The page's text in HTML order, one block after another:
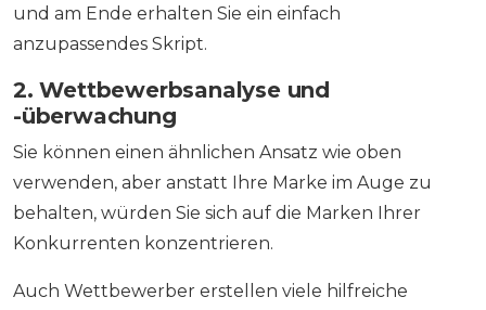
und am Ende erhalten Sie ein einfach
anzupassendes Skript.
2. Wettbewerbsanalyse und
-überwachung
Sie können einen ähnlichen Ansatz wie oben
verwenden, aber anstatt Ihre Marke im Auge zu
behalten, würden Sie sich auf die Marken Ihrer
Konkurrenten konzentrieren.
Auch Wettbewerber erstellen viele hilfreiche